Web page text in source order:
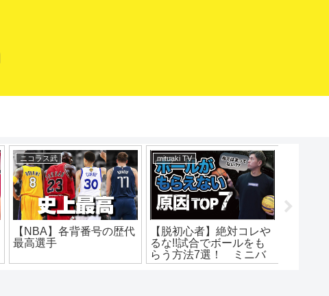
mituaki TV
抜ける技！簡単アイザイ
アムーブ解説！ハーフタ
イントと練習法！バスケ
エアボーズ【Airbowz 】
【バスケ練習グッズ】ボ
ールリターン（スポルデ
ィング8352S）
SPALDING Basketball